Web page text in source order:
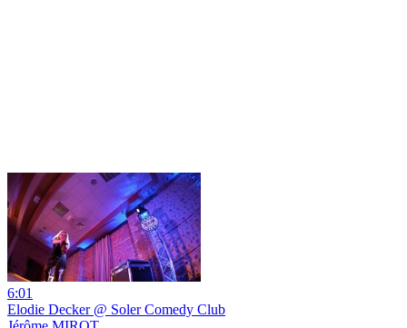
6:01
Elodie Decker @ Soler Comedy Club